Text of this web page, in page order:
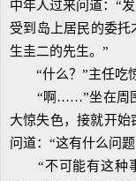
中年人过来问道：“
受到岛上居民的委托
生圭二的先生。”
“什么？”主任吃惊
“啊……”坐在周围
大惊失色，接就开
问道：“这有什么问
“不可能有这种事